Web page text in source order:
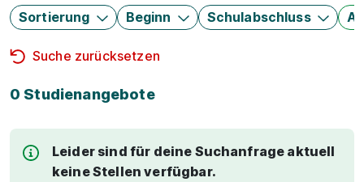
Sortierung Beginn Schulabschluss
Suche zurücksetzen
0 Studienangebote
Leider sind für deine Suchanfrage aktuell
keine Stellen verfügbar.